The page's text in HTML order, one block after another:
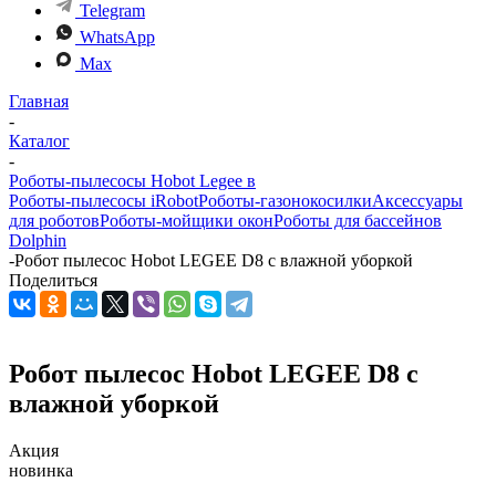
Telegram
WhatsApp
Max
Главная
-
Каталог
-
Роботы-пылесосы Hobot Legee в
Роботы-пылесосы iRobotРоботы-газонокосилкиАксессуары
для роботовРоботы-мойщики оконРоботы для бассейнов
Dolphin
-Робот пылесос Hobot LEGEE D8 с влажной уборкой
Поделиться
Робот пылесос Hobot LEGEE D8 с
влажной уборкой
Акция
новинка